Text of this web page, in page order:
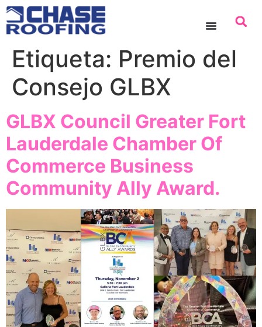
contenido
Etiqueta: Premio del
Consejo GLBX
GLBX Council Greater Fort
Lauderdale Chamber Of
Commerce Business
Community Ally Award.